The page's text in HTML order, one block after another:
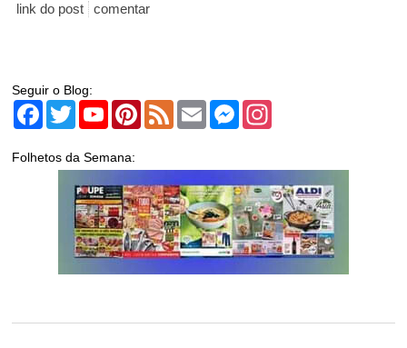
link do post comentar
Seguir o Blog:
Facebook
TwitterYouTubePinterest
Feed Email Messenger
Folhetos da Semana: